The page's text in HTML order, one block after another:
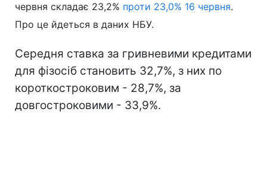
червня складає 23,2% проти 23,0% 16 червня.
Про це йдеться в даних НБУ.
Середня ставка за гривневими кредитами
для фізосіб становить 32,7%, з них по
короткостроковим - 28,7%, за
довгостроковими - 33,9%.